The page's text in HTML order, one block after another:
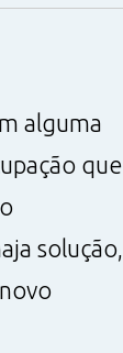
alguma
que
solução,